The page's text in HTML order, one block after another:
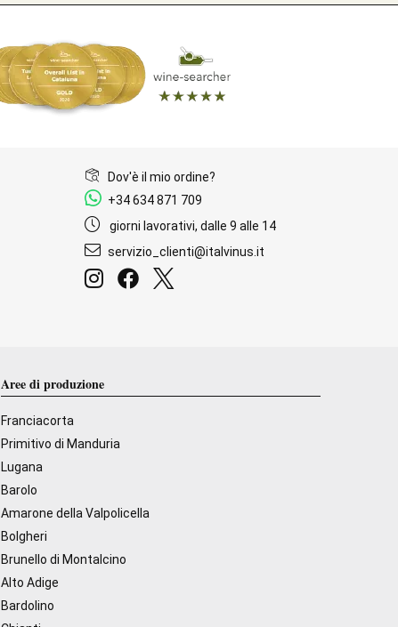
Dov'è il mio ordine?
+34 634 871 709
giorni lavorativi, dalle 9 alle 14
servizio_clienti@italvinus.it
Aree di produzione
Franciacorta
Primitivo di Manduria
Lugana
Barolo
Amarone della Valpolicella
Bolgheri
Brunello di Montalcino
Alto Adige
Bardolino